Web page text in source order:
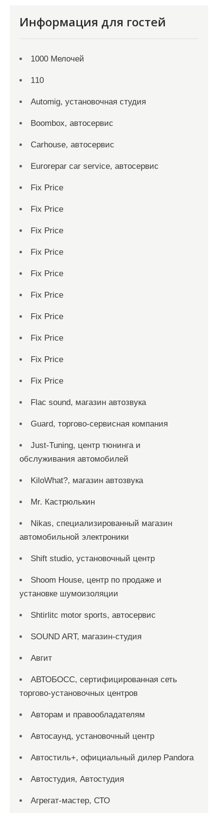
Информация для гостей
1000 Мелочей
110
Automig, установочная студия
Boombox, автосервис
Carhouse, автосервис
Eurorepar car service, автосервис
Fix Price
Fix Price
Fix Price
Fix Price
Fix Price
Fix Price
Fix Price
Fix Price
Fix Price
Fix Price
Flac sound, магазин автозвука
Guard, торгово-сервисная компания
Just-Tuning, центр тюнинга и
обслуживания автомобилей
KiloWhat?, магазин автозвука
Mr. Кастрюлькин
Nikas, специализированный магазин
автомобильной электроники
Shift studio, установочный центр
Shoom House, центр по продаже и
установке шумоизоляции
Shtirlitc motor sports, автосервис
SOUND ART, магазин-студия
Авгит
АВТОБОСС, сертифицированная сеть
торгово-установочных центров
Авторам и правообладателям
Автосаунд, установочный центр
Автостиль+, официальный дилер Pandora
Автостудия, Автостудия
Агрегат-мастер, СТО